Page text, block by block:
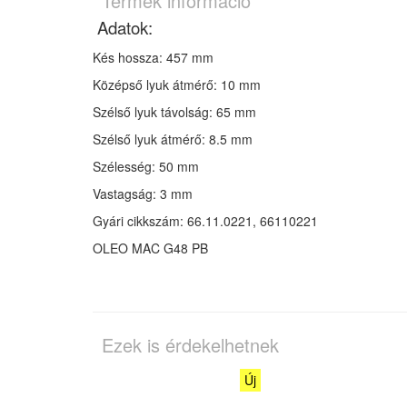
Adatok:
Kés hossza: 457 mm
Középső lyuk átmérő: 10 mm
Szélső lyuk távolság: 65 mm
Szélső lyuk átmérő: 8.5 mm
Szélesség: 50 mm
Vastagság: 3 mm
Gyári cikkszám: 66.11.0221, 66110221
OLEO MAC G48 PB
Ezek is érdekelhetnek
Új